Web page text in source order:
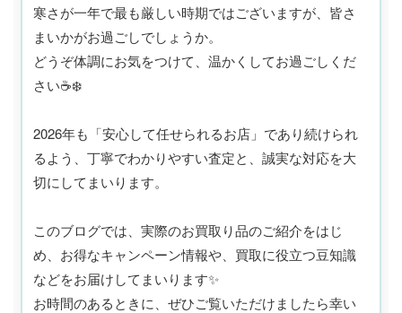
寒さが一年で最も厳しい時期ではございますが、皆さ
まいかがお過ごしでしょうか。
どうぞ体調にお気をつけて、温かくしてお過ごしくだ
さい☕❄️
2026年も「安心して任せられるお店」であり続けられ
るよう、丁寧でわかりやすい査定と、誠実な対応を大
切にしてまいります。
このブログでは、実際のお買取り品のご紹介をはじ
め、お得なキャンペーン情報や、買取に役立つ豆知識
などをお届けしてまいります✨
お時間のあるときに、ぜひご覧いただけましたら幸い